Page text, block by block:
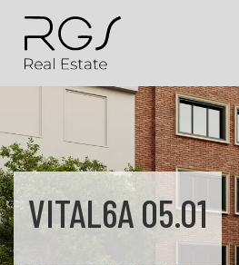
VITAL6A 05.01